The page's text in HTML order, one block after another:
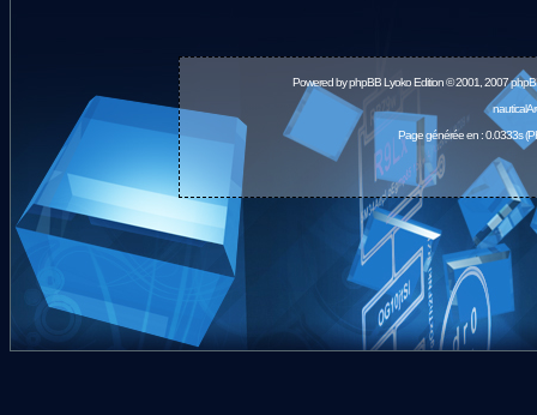
Powered byphpBBLyoko Edition © 2001, 2007
Page générée en : 0.0333s